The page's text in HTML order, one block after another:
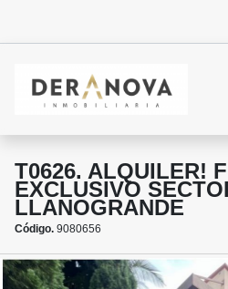
T0626. ALQUILER!
EXCLUSIVO
LLANOGRANDE
Código. 9080656